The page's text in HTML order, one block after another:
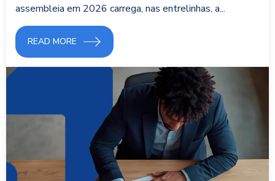
assembleia em 2026 carrega, nas entrelinhas, a...
READ MORE